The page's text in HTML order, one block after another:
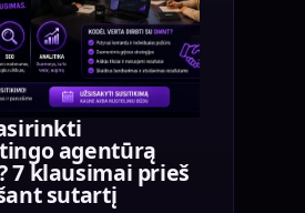
agentūrą
7 klausimai prieš
sutartį